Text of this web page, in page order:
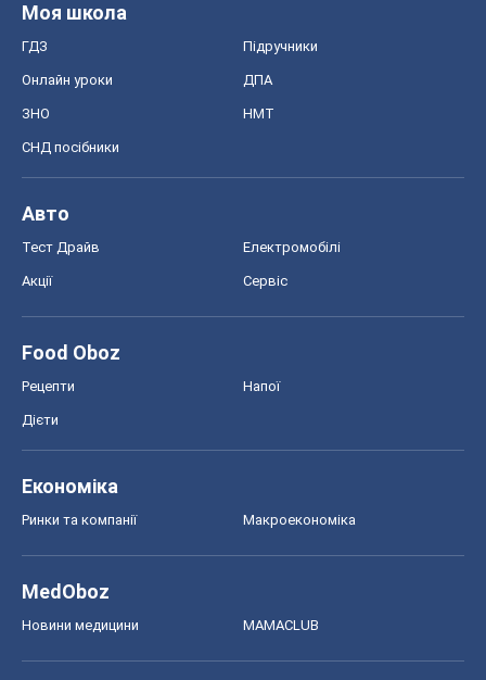
Моя школа
ГДЗ Підручники
Онлайн уроки ДПА
ЗНО НМТ
СНД посібники
Авто
Тест Драйв Електромобілі
Акції Сервіс
Food Oboz
Рецепти Напої
Дієти
Економіка
Ринки та компанії Макроекономіка
MedOboz
Новини медицини MAMACLUB